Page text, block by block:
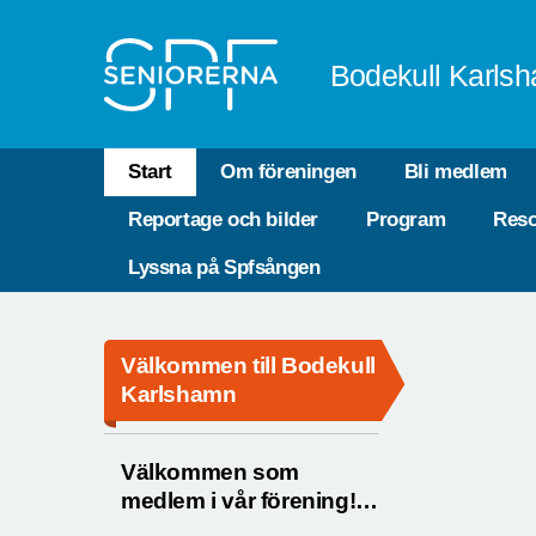
Bodekull
Start Om föreningen Bli medlem
Reportage och bilder Program
Lyssna på Spfsången
Välkommen till Bodekull
Karlshamn
Välkommen som
medlem i vår förening!